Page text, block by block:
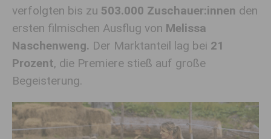
verfolgten bis zu 503.000 Zuschauer:innen den
ersten filmischen Ausflug von Melissa
Naschenweng. Der Marktanteil lag bei 21
Prozent, die Premiere stieß auf große
Begeisterung.